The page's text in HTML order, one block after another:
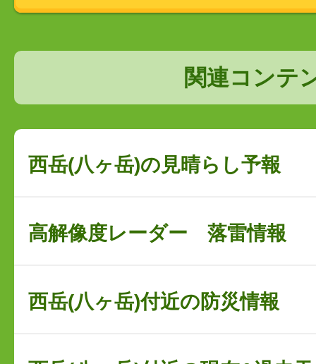
関連コンテ
西岳(八ヶ岳)の見晴らし予報
高解像度レーダー 落雷情報
西岳(八ヶ岳)付近の防災情報